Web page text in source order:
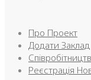
Про Проект
Додати Заклад
Реєстрація